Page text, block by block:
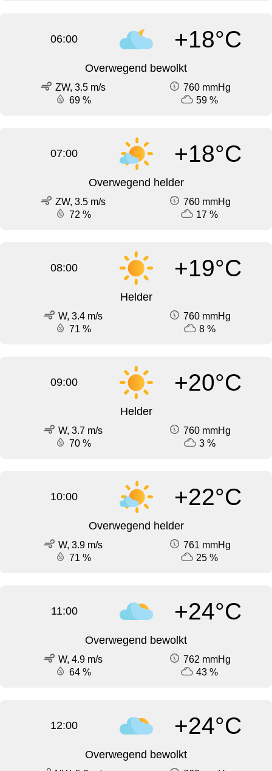
06:00 +18°C
Overwegend bewolkt
ZW, 3.5 m/s
760 mmHg
69 %
59 %
07:00 +18°C
Overwegend helder
ZW, 3.5 m/s
760 mmHg
72 %
17 %
08:00 +19°C
Helder
W, 3.4 m/s
760 mmHg
71 %
8 %
09:00 +20°C
Helder
W, 3.7 m/s
760 mmHg
70 %
3 %
10:00 +22°C
Overwegend helder
W, 3.9 m/s
761 mmHg
71 %
25 %
11:00 +24°C
Overwegend bewolkt
W, 4.9 m/s
762 mmHg
64 %
43 %
12:00 +24°C
Overwegend bewolkt